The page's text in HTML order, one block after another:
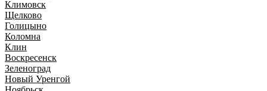
Климовск
Щелково
Голицыно
Коломна
Клин
Воскресенск
Зеленоград
Новый Уренгой